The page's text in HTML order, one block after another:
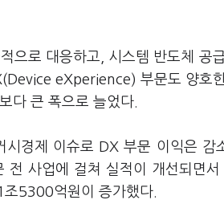
로 대응하고, 시스템 반도체 공
eXperience) 부문도 양호
다 큰 폭으로 늘었다.
경제 이슈로 DX 부문 이익은 감
사업에 걸쳐 실적이 개선되면
5300억원이 증가했다.